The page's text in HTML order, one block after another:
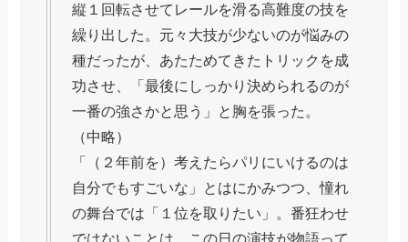
縦１回転させてレールを滑る高難度の技を
繰り出した。元々大技が少ないのが悩みの
種だったが、あたためてきたトリックを成
功させ、「最後にしっかり決められるのが
一番の強さかと思う」と胸を張った。
（中略）
「（２年前を）考えたらパリにいけるのは
自分でもすごいな」とはにかみつつ、憧れ
の舞台では「１位を取りたい」。番狂わせ
ではないことは、この日の演技が物語って